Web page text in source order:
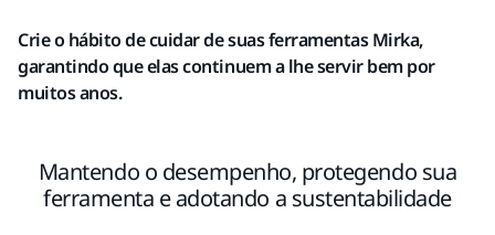
Crie o hábito de cuidar de suas ferramentas Mirka,
garantindo que elas continuem a lhe servir bem por
muitos anos.
Mantendo o desempenho, protegendo sua
ferramenta e adotando a sustentabilidade